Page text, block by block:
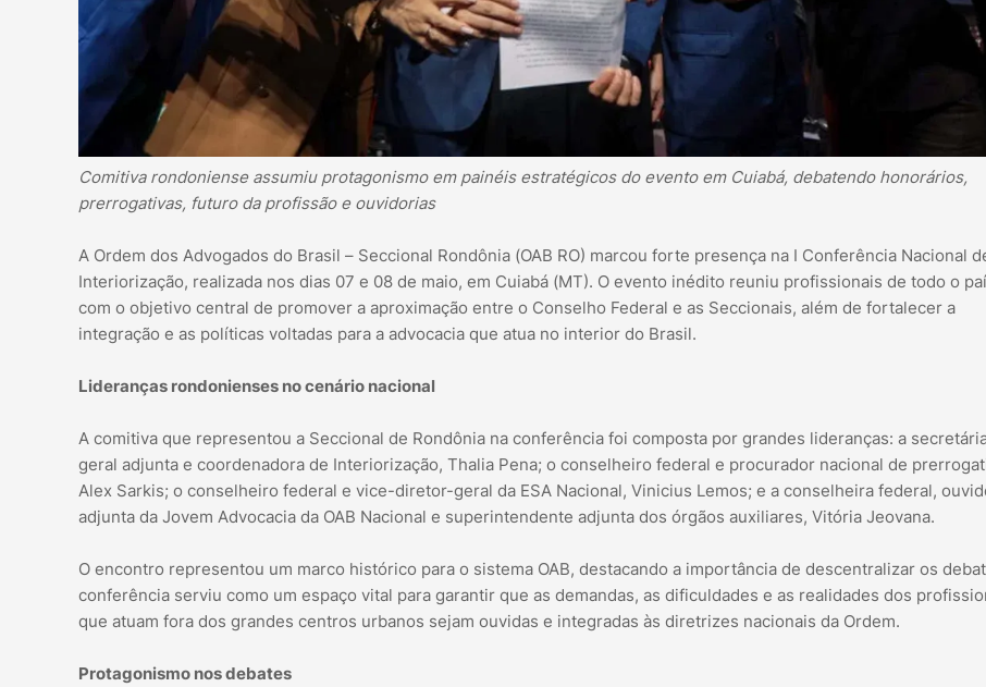
Comitiva rondoniense assumiu protagonismo em painéis estratégicos do evento em Cuiabá, debatendo honorários,
prerrogativas, futuro da profissão e ouvidorias
A Ordem dos Advogados do Brasil – Seccional Rondônia (OAB RO) marcou forte presença na I Conferência Nacional
Interiorização, realizada nos dias 07 e 08 de maio, em Cuiabá (MT). O evento inédito reuniu profissionais de todo o
com o objetivo central de promover a aproximação entre o Conselho Federal e as Seccionais, além de fortalecer a
integração e as políticas voltadas para a advocacia que atua no interior do Brasil.
Lideranças rondonienses no cenário nacional
A comitiva que representou a Seccional de Rondônia na conferência foi composta por grandes lideranças: a
geral adjunta e coordenadora de Interiorização, Thalia Pena; o conselheiro federal e procurador nacional de
Alex Sarkis; o conselheiro federal e vice-diretor-geral da ESA Nacional, Vinicius Lemos; e a conselheira federal,
adjunta da Jovem Advocacia da OAB Nacional e superintendente adjunta dos órgãos auxiliares, Vitória Jeovana.
O encontro representou um marco histórico para o sistema OAB, destacando a importância de descentralizar os
conferência serviu como um espaço vital para garantir que as demandas, as dificuldades e as realidades dos
que atuam fora dos grandes centros urbanos sejam ouvidas e integradas às diretrizes nacionais da Ordem.
Protagonismo nos debates